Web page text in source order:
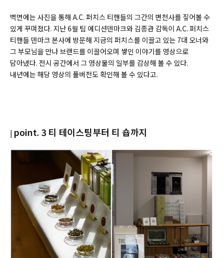
벽면에는 사진을 통해 A.C. 퍼치스 티핸들의 그간의 변천사를 짚어볼 수
있게 꾸며졌다. 지난 6월 팀 에디션덴마크와 김종관 감독이 A.C. 퍼치스
티핸들 덴마크 본사에 방문해 지금의 퍼치스를 이끌고 있는 7대 오너와
그 부모님을 만나 브랜드를 이끌어오며 쌓인 이야기를 영상으로
담아냈다. 전시 공간에서 그 영상물의 일부를 감상해 볼 수 있다.
내년에는 해당 영상의 풀버전도 확인해 볼 수 있다고.
| point. 3 티 테이스팅부터 티 숍까지